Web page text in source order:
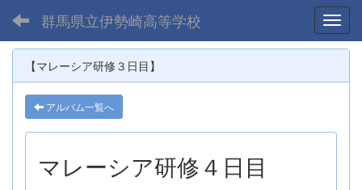
群馬県立伊勢崎高等学校
【マレーシア研修３日目】
アルバム一覧へ
マレーシア研修４日目